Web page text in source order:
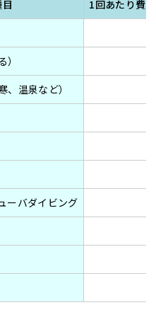
1回あたり費
温泉など）
ーバダイビング